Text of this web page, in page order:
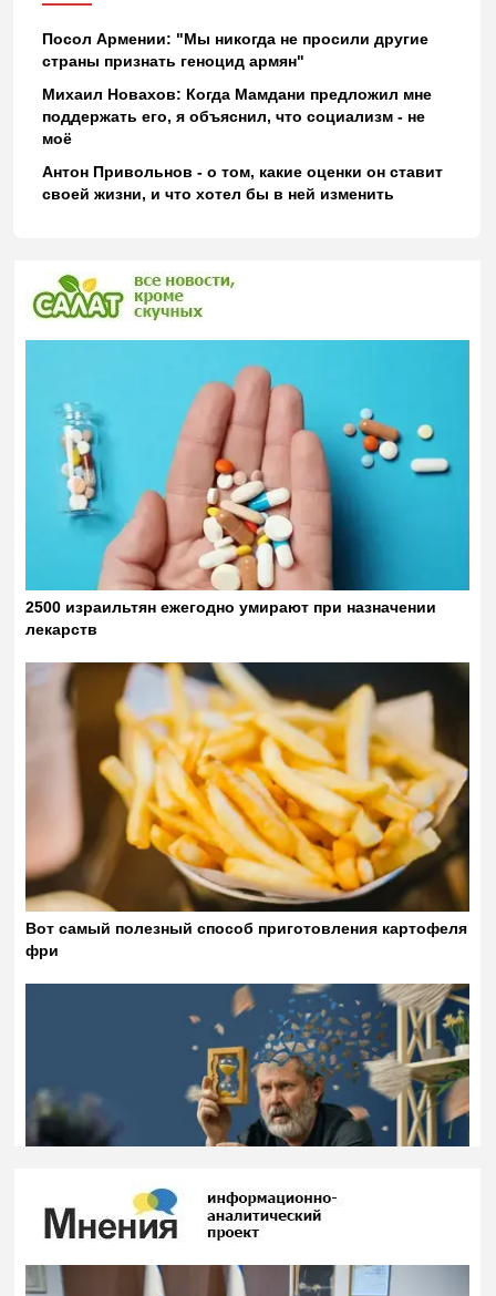
Посол Армении: "Мы никогда не просили другие
страны признать геноцид армян"
Михаил Новахов: Когда Мамдани предложил мне
поддержать его, я объяснил, что социализм - не
моё
Антон Привольнов - о том, какие оценки он ставит
своей жизни, и что хотел бы в ней изменить